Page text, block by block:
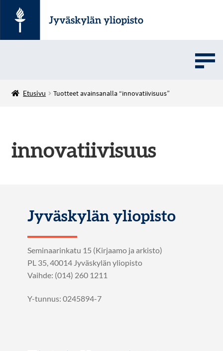
UMOVE
English
Etusivu Tuotteet avainsanalla “innovatiivisuus”
innovatiivisuus
Jyväskylän yliopisto
Seminaarinkatu 15 (Kirjaamo ja arkisto)
PL 35, 40014 Jyväskylän yliopisto
Vaihde: (014) 260 1211
Y-tunnus: 0245894-7